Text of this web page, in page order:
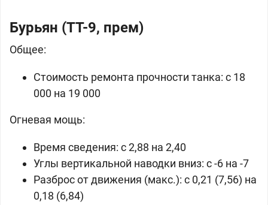
Бурьян (ТТ-9, прем)
Общее:
Стоимость ремонта прочности танка: c 18
000 на 19 000
Огневая мощь:
Время сведения: c 2,88 на 2,40
Углы вертикальной наводки вниз: с -6 на -7
Разброс от движения (макс.): c 0,21 (7,56) на
0,18 (6,84)